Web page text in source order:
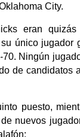
City.
eran
único jugador
Ningún
de candidatos
puesto,
nuevos